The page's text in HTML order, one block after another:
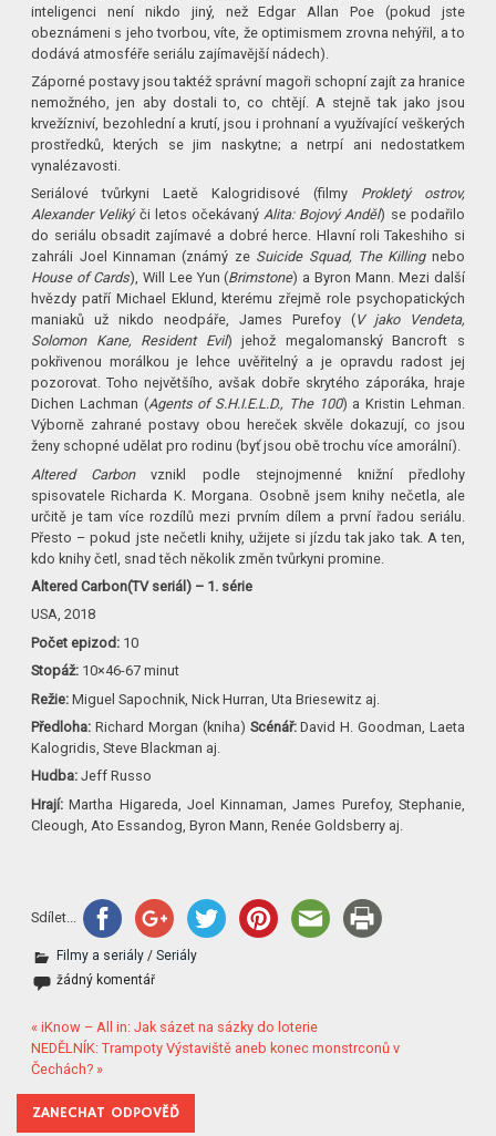
inteligenci není nikdo jiný, než Edgar Allan Poe (pokud jste
obeznámeni s jeho tvorbou, víte, že optimismem zrovna nehýřil, a to
dodává atmosféře seriálu zajímavější nádech).
Záporné postavy jsou taktéž správní magoři schopní zajít za hranice
nemožného, jen aby dostali to, co chtějí. A stejně tak jako jsou
krvežízniví, bezohlední a krutí, jsou i prohnaní a využívající veškerých
prostředků, kterých se jim naskytne; a netrpí ani nedostatkem
vynalézavosti.
Seriálové tvůrkyni Laetě Kalogridisové (filmy Prokletý ostrov,
Alexander Velikýči letos očekávanýAlita: Bojový Anděl) se podařilo
do seriálu obsadit zajímavé a dobré herce. Hlavní roli Takeshiho si
zahráli Joel Kinnaman (známý ze Suicide Squad, The Killingnebo
House of Cards), Will Lee Yun (Brimstone) a Byron Mann. Mezi další
hvězdy patří Michael Eklund, kterému zřejmě role psychopatických
maniaků už nikdo neodpáře, James Purefoy (V jako Vendeta,
Solomon Kane, Resident Evil) jehož megalomanský Bancroft s
pokřivenou morálkou je lehce uvěřitelný a je opravdu radost jej
pozorovat. Toho největšího, avšak dobře skrytého záporáka, hraje
Dichen Lachman (Agents of S.H.I.E.L.D., The 100) a Kristin Lehman.
Výborně zahrané postavy obou hereček skvěle dokazují, co jsou
ženy schopné udělat pro rodinu (byť jsou obě trochu více amorální).
Altered Carbonvznikl podle stejnojmenné knižní předlohy
spisovatele Richarda K. Morgana. Osobně jsem knihy nečetla, ale
určitě je tam více rozdílů mezi prvním dílem a první řadou seriálu.
Přesto – pokud jste nečetli knihy, užijete si jízdu tak jako tak. A ten,
kdo knihy četl, snad těch několik změn tvůrkyni promine.
Altered Carbon(TV seriál) – 1. série
USA, 2018
Počet epizod: 10
Stopáž: 10×46-67 minut
Režie: Miguel Sapochnik, Nick Hurran, Uta Briesewitz aj.
Předloha: Richard Morgan (kniha) Scénář:David H. Goodman, Laeta
Kalogridis, Steve Blackman aj.
Hudba: Jeff Russo
Hrají: Martha Higareda, Joel Kinnaman, James Purefoy, Stephanie,
Cleough, Ato Essandog, Byron Mann, Renée Goldsberry aj.
Sdílet...
Filmy a seriály /Seriály
žádný komentář
« iKnow – All in: Jak sázet na sázky do loterie
NEDĚLNÍK: Trampoty Výstaviště aneb konec monstrconů v
Čechách? »
ZANECHAT ODPOVĚĎ